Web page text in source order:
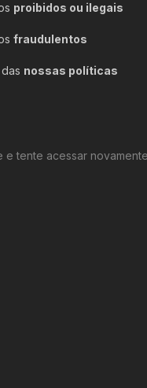
proibidos ou ilegais
fraudulentos
nossas políticas
tente acessar